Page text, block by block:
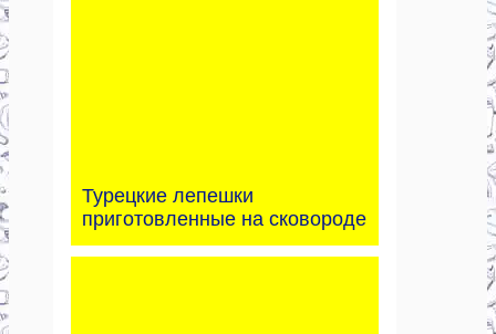
Турецкие лепешки
приготовленные на сковороде